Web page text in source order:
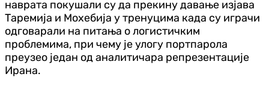
наврата покушали су да прекину давање изјава
Таремија и Мохебија у тренуцима када су играчи
одговарали на питања о логистичким
проблемима, при чему је улогу портпарола
преузео један од аналитичара репрезентације
Ирана.